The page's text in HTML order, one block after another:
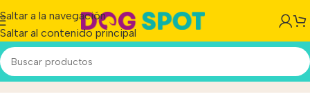
Saltar a la navegación
Saltar al contenido principal
8003507986473Inicio/Producto